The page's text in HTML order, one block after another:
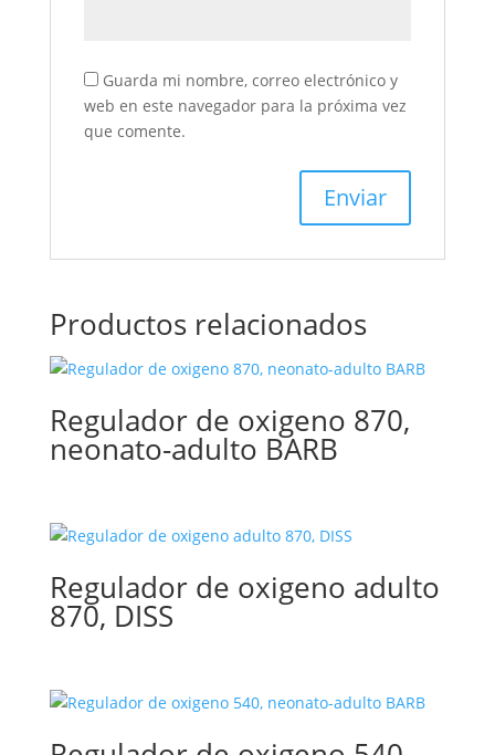
Guarda mi nombre, correo electrónico y
web en este navegador para la próxima vez
que comente.
Productos relacionados
Regulador de oxigeno 870,
neonato-adulto BARB
Regulador de oxigeno adulto
870, DISS